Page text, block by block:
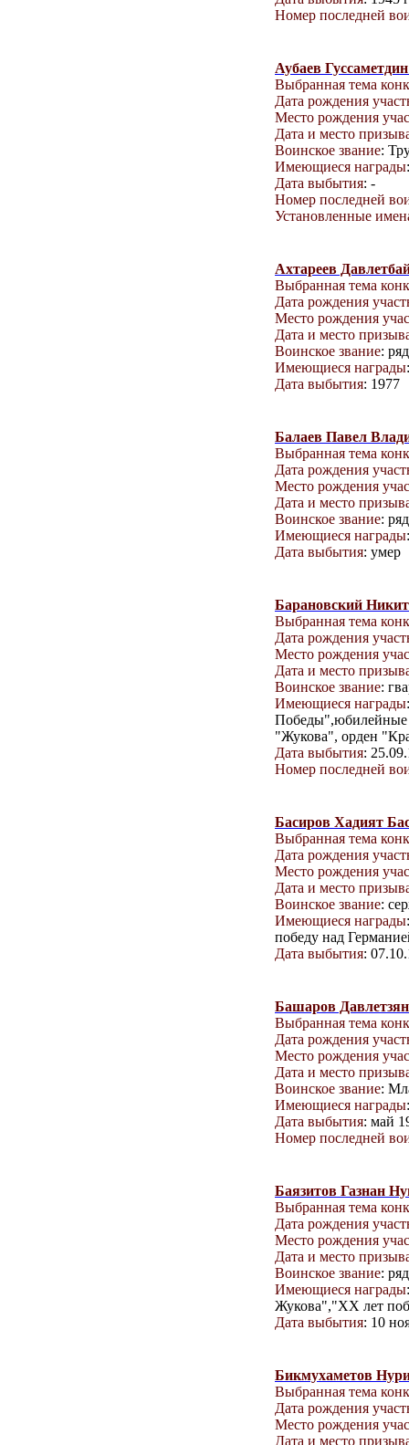
Номер последней
Аубаев
Выбранная тема
Дата рождения
Место рождения
Дата и место
Воинское звание:
Имеющиеся награды
Дата выбытия: -
Номер последней
Установленные
Ахтареев
Выбранная тема
Дата рождения
Место рождения
Дата и место
Воинское звание:
Имеющиеся награды
Дата выбытия: 1977
Балаев Павел
Выбранная тема
Дата рождения
Место рождения
Дата и место
Воинское звание:
Имеющиеся награды
Дата выбытия: умер
Барановский
Выбранная тема
Дата рождения
Место рождения
Дата и место
Воинское звание:
Имеющиеся награды
Победы",юбилейные
"Жукова", орден
Дата выбытия:
Номер последней
Басиров Хадият
Выбранная тема
Дата рождения
Место рождения
Дата и место
Воинское звание:
Имеющиеся награды
победу над
Дата выбытия:
Башаров
Выбранная тема
Дата рождения
Место рождения
Дата и место
Воинское звание:
Имеющиеся награды
Дата выбытия: май
Номер последней
Баязитов Газнан
Выбранная тема
Дата рождения
Место рождения
Дата и место
Воинское звание:
Имеющиеся награды
Жукова","ХХ лет
Дата выбытия: 10
Бикмухаметов
Выбранная тема
Дата рождения
Место рождения
Дата и место